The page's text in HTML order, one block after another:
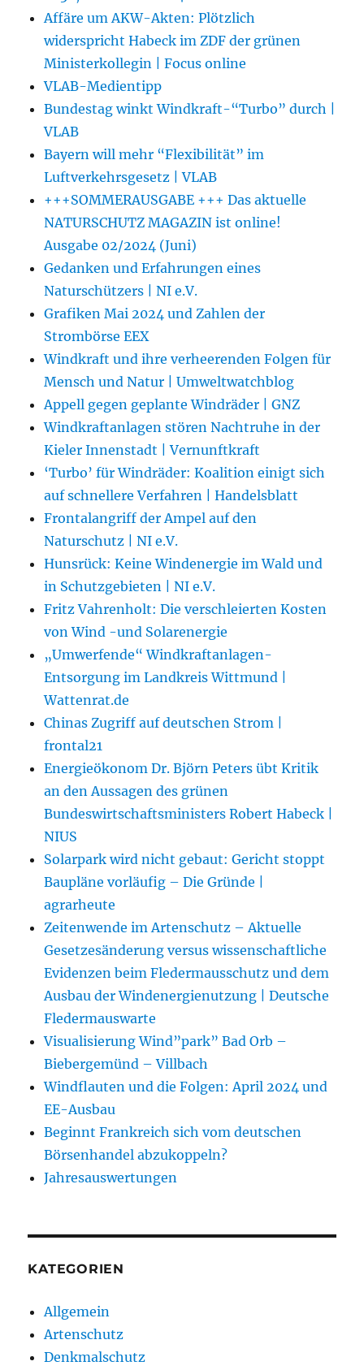
Affäre um AKW-Akten: Plötzlich
widerspricht Habeck im ZDF der grünen
Ministerkollegin | Focus online
VLAB-Medientipp
Bundestag winkt Windkraft-“Turbo” durch |
VLAB
Bayern will mehr “Flexibilität” im
Luftverkehrsgesetz | VLAB
+++SOMMERAUSGABE +++ Das aktuelle
NATURSCHUTZ MAGAZIN ist online!
Ausgabe 02/2024 (Juni)
Gedanken und Erfahrungen eines
Naturschützers | NI e.V.
Grafiken Mai 2024 und Zahlen der
Strombörse EEX
Windkraft und ihre verheerenden Folgen für
Mensch und Natur | Umweltwatchblog
Appell gegen geplante Windräder | GNZ
Windkraftanlagen stören Nachtruhe in der
Kieler Innenstadt | Vernunftkraft
‘Turbo’ für Windräder: Koalition einigt sich
auf schnellere Verfahren | Handelsblatt
Frontalangriff der Ampel auf den
Naturschutz | NI e.V.
Hunsrück: Keine Windenergie im Wald und
in Schutzgebieten | NI e.V.
Fritz Vahrenholt: Die verschleierten Kosten
von Wind -und Solarenergie
„Umwerfende“ Windkraftanlagen-
Entsorgung im Landkreis Wittmund |
Wattenrat.de
Chinas Zugriff auf deutschen Strom |
frontal21
Energieökonom Dr. Björn Peters übt Kritik
an den Aussagen des grünen
Bundeswirtschaftsministers Robert Habeck |
NIUS
Solarpark wird nicht gebaut: Gericht stoppt
Baupläne vorläufig – Die Gründe |
agrarheute
Zeitenwende im Artenschutz – Aktuelle
Gesetzesänderung versus wissenschaftliche
Evidenzen beim Fledermausschutz und dem
Ausbau der Windenergienutzung | Deutsche
Fledermauswarte
Visualisierung Wind”park” Bad Orb –
Biebergemünd – Villbach
Windflauten und die Folgen: April 2024 und
EE-Ausbau
Beginnt Frankreich sich vom deutschen
Börsenhandel abzukoppeln?
Jahresauswertungen
KATEGORIEN
Allgemein
Artenschutz
Denkmalschutz